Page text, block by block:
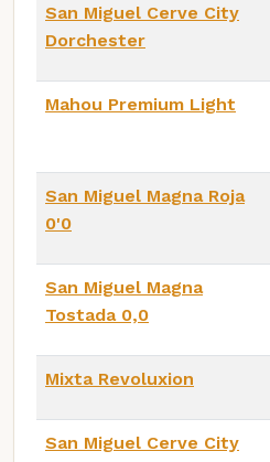
San Miguel Cerve City
Dorchester
Mahou Premium Light
San Miguel Magna Roja
0'0
San Miguel Magna
Tostada 0,0
Mixta Revoluxion
San Miguel Cerve City